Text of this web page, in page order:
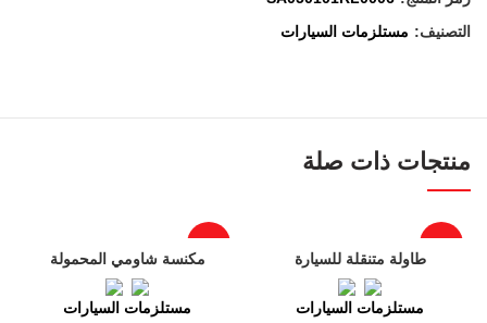
التصنيف: مستلزمات السيارات
منتجات ذات صلة
طاولة متنقلة للسيارة
مستلزمات السيارات
مكنسة شاومي المحمولة
مستلزمات السيارات